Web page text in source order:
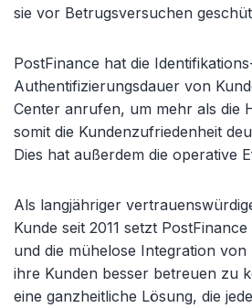
sie vor Betrugsversuchen
PostFinance hat die
Authentifizierungsdauer von
Center anrufen, um mehr als die
somit die Kundenzufriedenheit
Dies hat außerdem die operative
Als langjähriger
Kunde seit 2011 setzt
und die mühelose Integration
ihre Kunden besser betreuen zu
eine ganzheitliche Lösung, die